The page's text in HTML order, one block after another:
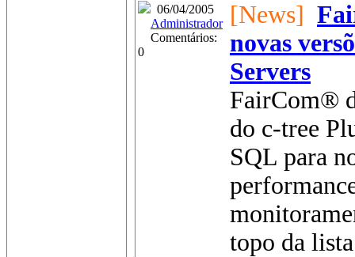
06/04/2005
Administrador
Comentários:
0
[News]
novas
Servers
FairCom®
do c-tree
SQL para
topo da